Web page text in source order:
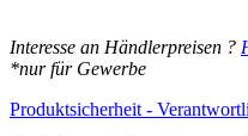
Connectivity
2018+
Displayschutz-
Folie
Interesse an Händlerpreisen ?
*nur für Gewerbe
Produktsicherheit -